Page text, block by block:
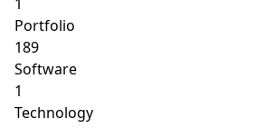
Portfolio
189
Software
1
Technology